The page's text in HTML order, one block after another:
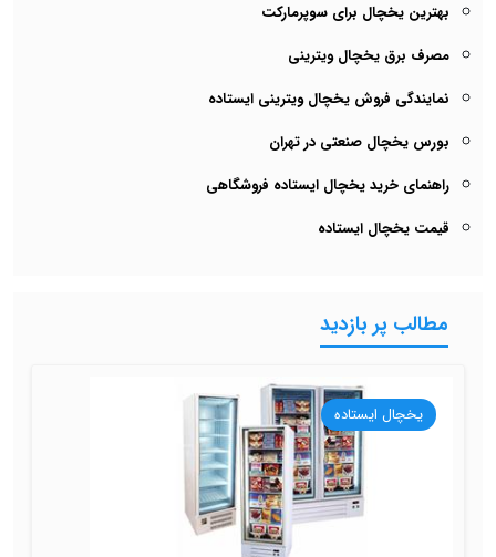
بهترین یخچال برای سوپرمارکت
مصرف برق یخچال ویترینی
نمایندگی فروش یخچال ویترینی ایستاده
بورس یخچال صنعتی در تهران
راهنمای خرید یخچال ایستاده فروشگاهی
قیمت یخچال ایستاده
مطالب پر بازدید
یخچال ایستاده